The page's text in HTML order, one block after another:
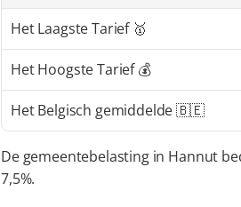
Het Laagste Tarief 🥇
Het Hoogste Tarief 💰
Het Belgisch gemiddelde 🇧🇪
De gemeentebelasting in Hannut
7,5%.